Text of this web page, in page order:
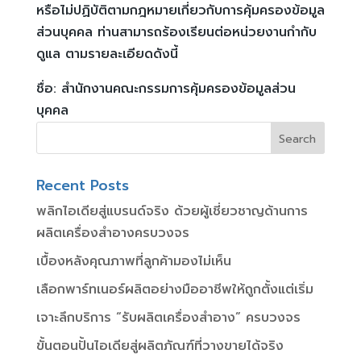
หรือไม่ปฏิบัติตามกฎหมายเกี่ยวกับการคุ้มครองข้อมูล
ส่วนบุคคล ท่านสามารถร้องเรียนต่อหน่วยงานกำกับ
ดูแล ตามรายละเอียดดังนี้
ชื่อ: สำนักงานคณะกรรมการคุ้มครองข้อมูลส่วน
บุคคล
Recent Posts
พลิกไอเดียสู่แบรนด์จริง ด้วยผู้เชี่ยวชาญด้านการ
ผลิตเครื่องสำอางครบวงจร
เบื้องหลังคุณภาพที่ลูกค้ามองไม่เห็น
เลือกพาร์ทเนอร์ผลิตอย่างมืออาชีพให้ถูกตั้งแต่เริ่ม
เจาะลึกบริการ “รับผลิตเครื่องสำอาง” ครบวงจร
ขั้นตอนปั้นไอเดียสู่ผลิตภัณฑ์ที่วางขายได้จริง